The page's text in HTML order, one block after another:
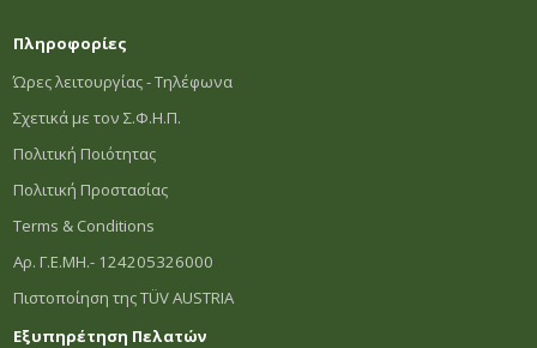
Πληροφορίες
Ώρες λειτουργίας - Τηλέφωνα
Σχετικά με τον Σ.Φ.Η.Π.
Πολιτική Ποιότητας
Πολιτική Προστασίας
Terms & Conditions
Αρ. Γ.Ε.ΜΗ.- 124205326000
Πιστοποίηση της TÜV AUSTRIA
Εξυπηρέτηση Πελατών